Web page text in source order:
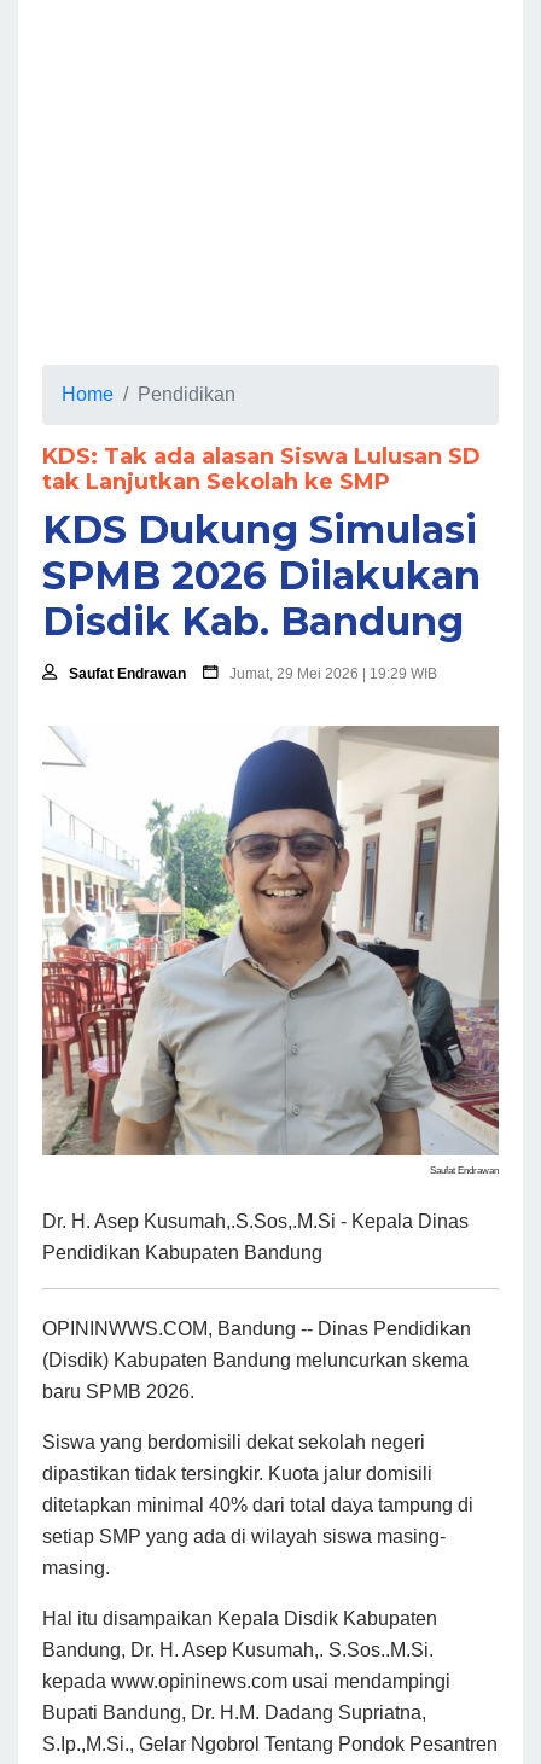
Home Pendidikan
KDS: Tak ada alasan Siswa Lulusan SD
tak Lanjutkan Sekolah ke SMP
KDS Dukung Simulasi
SPMB 2026 Dilakukan
Disdik Kab. Bandung
Saufat Endrawan Jumat, 29 Mei 2026 | 19:29 WIB
Saufat Endrawan
Dr. H. Asep Kusumah,.S.Sos,.M.Si - Kepala Dinas
Pendidikan Kabupaten Bandung
OPININWWS.COM, Bandung -- Dinas Pendidikan
(Disdik) Kabupaten Bandung meluncurkan skema
baru SPMB 2026.
Siswa yang berdomisili dekat sekolah negeri
dipastikan tidak tersingkir. Kuota jalur domisili
ditetapkan minimal 40% dari total daya tampung di
setiap SMP yang ada di wilayah siswa masing-
masing.
Hal itu disampaikan Kepala Disdik Kabupaten
Bandung, Dr. H. Asep Kusumah,. S.Sos..M.Si.
kepada www.opininews.com usai mendampingi
Bupati Bandung, Dr. H.M. Dadang Supriatna,
S.Ip.,M.Si., Gelar Ngobrol Tentang Pondok Pesantren